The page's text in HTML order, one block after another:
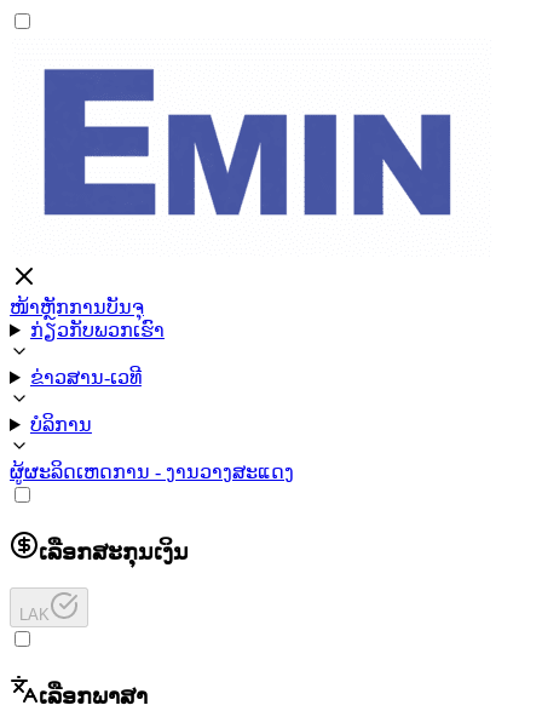
ໜ້າຫຼັກການບັນຈຸ
ກ່ຽວກັບພວກເຮົາ
ຂ່າວສານ-ເວທີ
ບໍລິການ
ຜູ້ຜະລິດເຫດການ - ງານວາງສະແດງ
ເລືອກສະກຸນເງິນ
LAK
ເລືອກພາສາ